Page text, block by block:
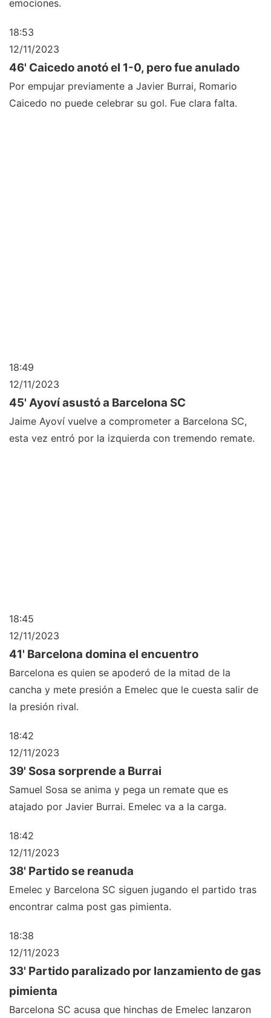
emociones.
18:53
12/11/2023
46' Caicedo anotó el 1-0, pero fue anulado
Por empujar previamente a Javier Burrai, Romario
Caicedo no puede celebrar su gol. Fue clara falta.
18:49
12/11/2023
45' Ayoví asustó a Barcelona SC
Jaime Ayoví vuelve a comprometer a Barcelona SC,
esta vez entró por la izquierda con tremendo remate.
18:45
12/11/2023
41' Barcelona domina el encuentro
Barcelona es quien se apoderó de la mitad de la
cancha y mete presión a Emelec que le cuesta salir de
la presión rival.
18:42
12/11/2023
39' Sosa sorprende a Burrai
Samuel Sosa se anima y pega un remate que es
atajado por Javier Burrai. Emelec va a la carga.
18:42
12/11/2023
38' Partido se reanuda
Emelec y Barcelona SC siguen jugando el partido tras
encontrar calma post gas pimienta.
18:38
12/11/2023
33' Partido paralizado por lanzamiento de gas
pimienta
Barcelona SC acusa que hinchas de Emelec lanzaron